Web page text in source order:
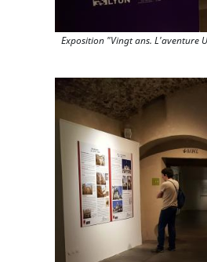
Exposition "Vingt ans. L'aventure